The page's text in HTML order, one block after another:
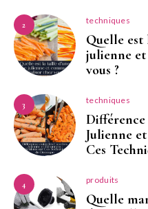
2 techniques
Quelle est
julienne
vous ?
3 techniques
Julienne
Ces
4 produits
Quelle